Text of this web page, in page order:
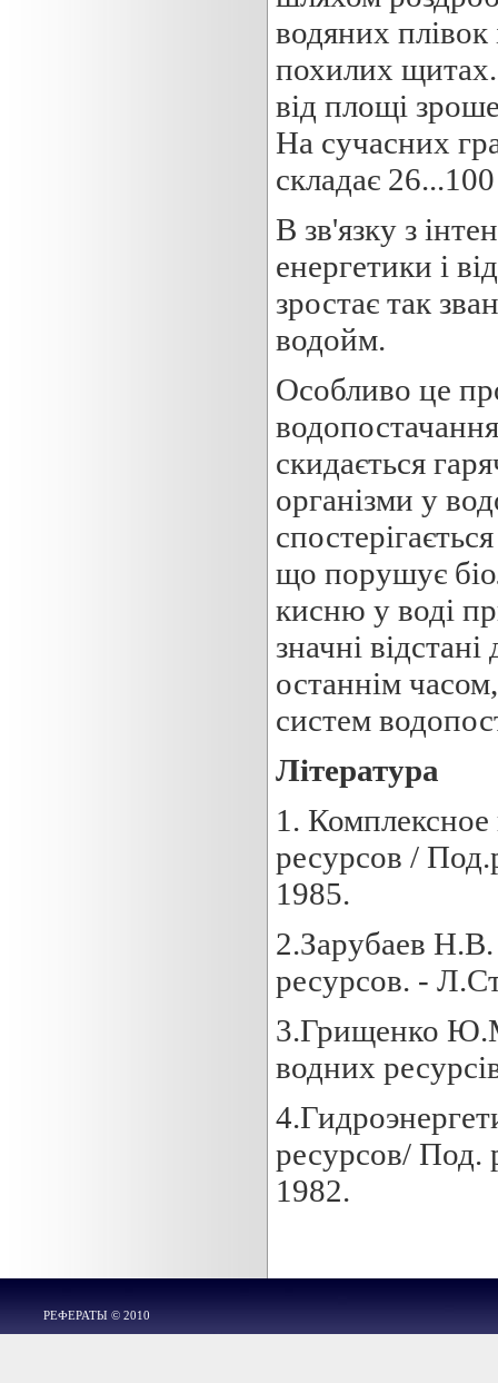
водяних
похилих щитах.
від площі
На сучасних
складає
В зв'язку з
енергетики і
зростає так
водойм.
Особливо це
скидається
організми у
що порушує
кисню у воді
значні
останнім
систем
Література
1.
ресурсов /
1985.
2.Зарубаев
ресурсов. -
3.Грищенко
водних
ресурсов/ Под.
1982.
РЕФЕРАТЫ © 2010